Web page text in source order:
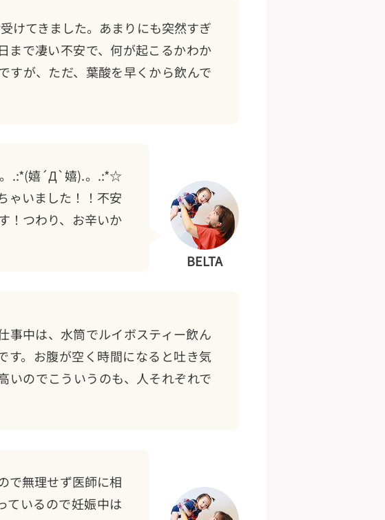
けてきました。あまりにも突然すぎ
まで凄い不安で、何が起こるかわか
すが、ただ、葉酸を早くから飲んで
BELTA
.:*(嬉´Д`嬉).。.:*☆
いました！！不安
！つわり、お辛いか
事中は、水筒でルイボスティー飲ん
す。お腹が空く時間になると吐き気
いのでこういうのも、人それぞれで
で無理せず医師に相
ているので妊娠中は